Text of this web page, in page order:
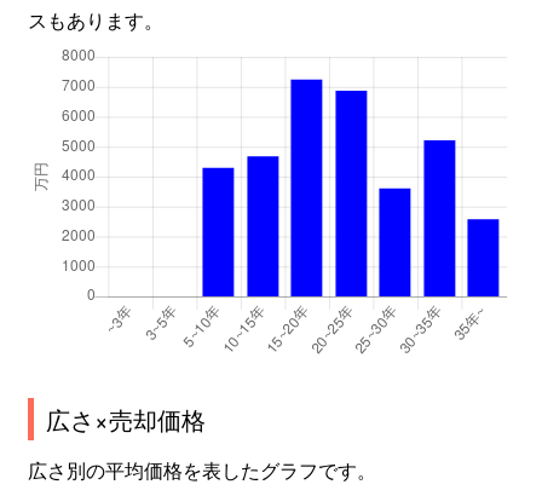
スもあります。
広さ×売却価格
広さ別の平均価格を表したグラフです。